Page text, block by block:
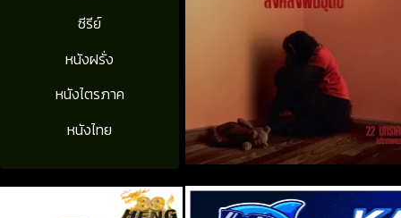
ซีรีย์
หนังฝรั่ง
หนังไตรภาค
หนังไทย